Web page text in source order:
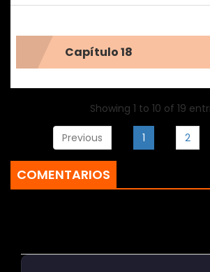
Capítulo 18
Showing 1 to 10 of 19
Previous 1 2
COMENTARIOS